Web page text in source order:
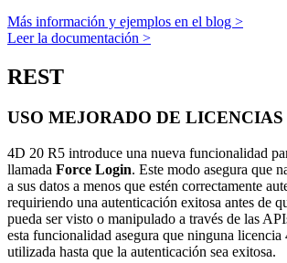
Más información y ejemplos en el blog >
Leer la documentación >
REST
USO MEJORADO DE
4D 20 R5 introduce una nueva funcionalidad
llamada Force Login. Este modo asegura que
a sus datos a menos que estén correctamente
requiriendo una autenticación exitosa antes de
pueda ser visto o manipulado a través de las
esta funcionalidad asegura que ninguna licencia
utilizada hasta que la autenticación sea exitosa.